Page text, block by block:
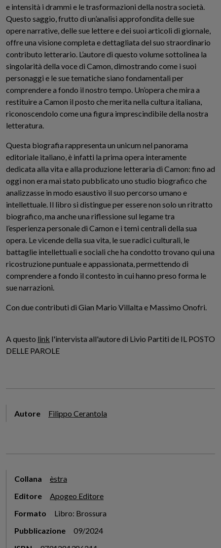
e intensità i drammi e le trasformazioni della nostra società.
Questo saggio, frutto di un’analisi approfondita delle sue
opere narrative, delle sue lettere e dei suoi articoli di giornale,
offre una visione completa e dettagliata del suo straordinario
contributo letterario. L’autore di questo volume sottolinea la
singolarità della voce di Camon, dimostrando come i suoi
personaggi e le sue tematiche siano fondamentali per
comprendere a fondo il nostro tempo. Un’opera che mira a
restituire a Camon il posto che merita nella cultura italiana,
riconoscendolo come una figura imprescindibile della nostra
letteratura.
Questa biografia rappresenta un unicum nel panorama
editoriale italiano, è infatti la prima opera interamente
dedicata alla vita e alla produzione letteraria di Camon: fino ad
oggi non era mai stato pubblicato uno studio biografico che
analizzasse in modo esaustivo il suo percorso umano e
intellettuale. Il libro si distingue per essere non solo un ritratto
biografico, ma anche una riflessione sul legame tra
l’esperienza personale di Camon e i temi centrali della sua
opera. Le vicende della sua vita, le sue radici culturali, le
battaglie intellettuali e sociali che ha condotto trovano qui una
ricostruzione puntuale e appassionata, permettendo di
comprendere a fondo il contesto in cui hanno preso forma le
sue narrazioni.
Con due contributi di Gian Mario Villalta e Massimo Onofri.
A questo link l'intervista all'autore di Livio Partiti de IL POSTO
DELLE PAROLE
Autore Filippo Cerantola
Collana
èstra
Editore
Apogeo Editore
Formato
Libro: Brossura
Pubblicazione
09/2024